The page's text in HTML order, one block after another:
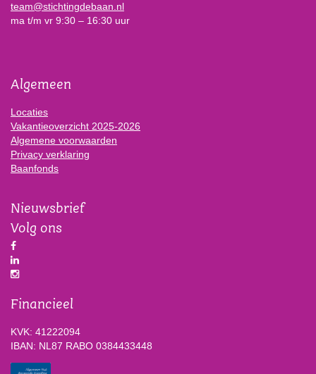
team@stichtingdebaan.nl
ma t/m vr 9:30 – 16:30 uur
Algemeen
Locaties
Vakantieoverzicht 2025-2026
Algemene voorwaarden
Privacy verklaring
Baanfonds
Nieuwsbrief
Volg ons
Financieel
KVK: 41222094
IBAN: NL87 RABO 0384433448